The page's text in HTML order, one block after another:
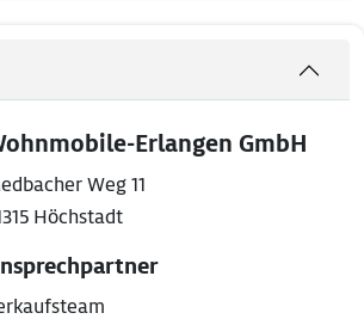
Erlangen GmbH
Weg 11
Höchstadt